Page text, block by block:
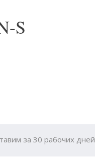
S
за 30 рабочих дней